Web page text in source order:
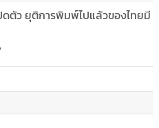
ตัว ยุติการพิมพ์ไปแล้วของไทยมี